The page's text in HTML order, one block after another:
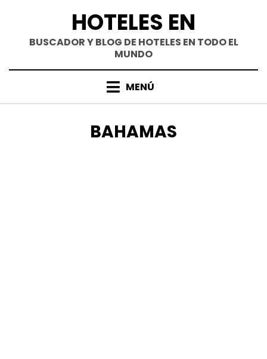
contenido
HOTELES EN
BUSCADOR Y BLOG DE HOTELES EN TODO EL
MUNDO
MENÚ
CATEGORÍA
:
BAHAMAS